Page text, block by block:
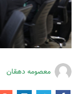
معصومه دهقان